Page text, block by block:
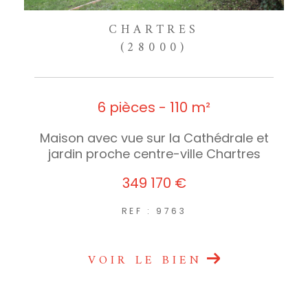
CHARTRES
(28000)
6 pièces - 110 m²
Maison avec vue sur la Cathédrale et
jardin proche centre-ville Chartres
349 170 €
REF : 9763
VOIR LE BIEN